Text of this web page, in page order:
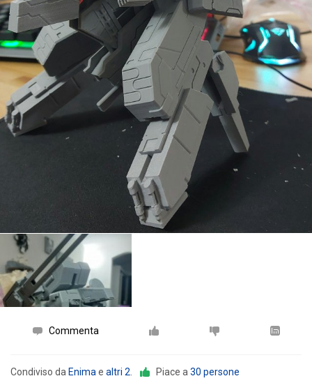
Commenta
Condiviso da Enima e altri 2 Piace a 30 persone